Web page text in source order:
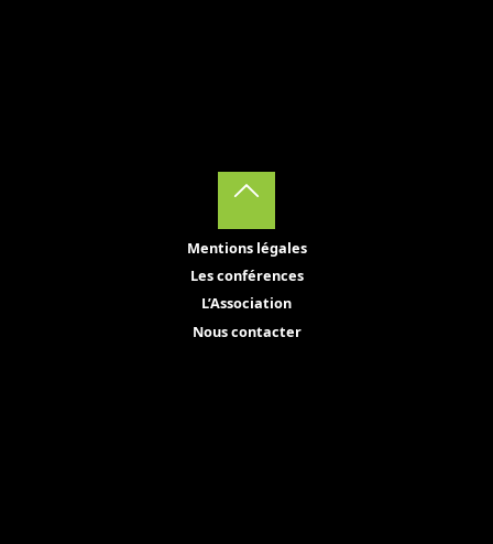
Mentions légales
Les conférences
L’Association
Nous contacter
Back
to
Top